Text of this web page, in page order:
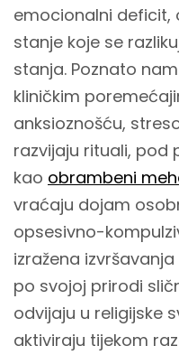
emocionalni deficit,
stanje koje se
stanja. Poznato
kliničkim
anksioznošću,
razvijaju rituali, pod
kao obrambeni
vraćaju dojam
opsesivno-
izražena
po svojoj prirodi
odvijaju u religijske
aktiviraju tijekom